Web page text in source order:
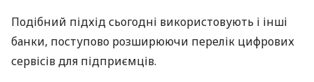
Подібний підхід сьогодні використовують і інші
банки, поступово розширюючи перелік цифрових
сервісів для підприємців.